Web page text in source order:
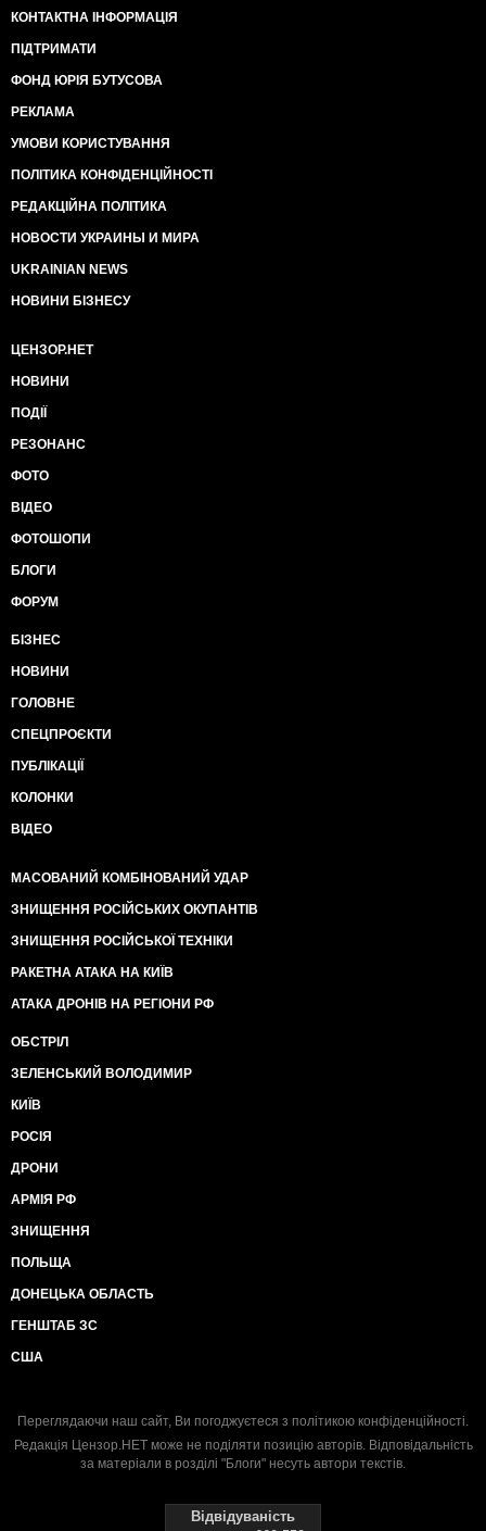
КОНТАКТНА ІНФОРМАЦІЯ
ПІДТРИМАТИ
ФОНД ЮРІЯ БУТУСОВА
РЕКЛАМА
УМОВИ КОРИСТУВАННЯ
ПОЛІТИКА КОНФІДЕНЦІЙНОСТІ
РЕДАКЦІЙНА ПОЛІТИКА
НОВОСТИ УКРАИНЫ И МИРА
UKRAINIAN NEWS
НОВИНИ БІЗНЕСУ
ЦЕНЗОР.НЕТ
НОВИНИ
ПОДІЇ
РЕЗОНАНС
ФОТО
ВІДЕО
ФОТОШОПИ
БЛОГИ
ФОРУМ
БІЗНЕС
НОВИНИ
ГОЛОВНЕ
СПЕЦПРОЄКТИ
ПУБЛІКАЦІЇ
КОЛОНКИ
ВІДЕО
МАСОВАНИЙ КОМБІНОВАНИЙ УДАР
ЗНИЩЕННЯ РОСІЙСЬКИХ ОКУПАНТІВ
ЗНИЩЕННЯ РОСІЙСЬКОЇ ТЕХНІКИ
РАКЕТНА АТАКА НА КИЇВ
АТАКА ДРОНІВ НА РЕГІОНИ РФ
ОБСТРІЛ
ЗЕЛЕНСЬКИЙ ВОЛОДИМИР
КИЇВ
РОСІЯ
ДРОНИ
АРМІЯ РФ
ЗНИЩЕННЯ
ПОЛЬЩА
ДОНЕЦЬКА ОБЛАСТЬ
ГЕНШТАБ ЗС
США
Переглядаючи наш сайт, Ви погоджуєтеся з політикою конфіденційності.
Редакція Цензор.НЕТ може не поділяти позицію авторів. Відповідальність
за матеріали в розділі "Блоги" несуть автори текстів.
Відвідуваність